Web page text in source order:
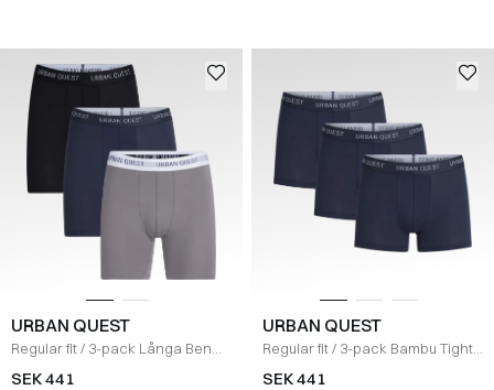
URBAN QUEST
Regular fit/ 3-pack Långa Ben
Bambu Tights Underkläder
SEK 441
URBAN QUEST
Regular fit/ 3-pack Bambu Tights
Underkläder
SEK 441